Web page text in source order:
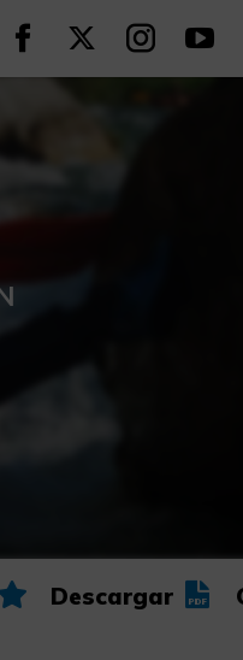
Seguir en
Seguir en
Seguir
Descargar